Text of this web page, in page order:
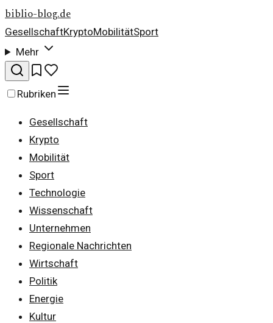
biblio-blog.de
GesellschaftKryptoMobilitätSport
Mehr
Rubriken
Gesellschaft
Krypto
Mobilität
Sport
Technologie
Wissenschaft
Unternehmen
Regionale Nachrichten
Wirtschaft
Politik
Energie
Kultur